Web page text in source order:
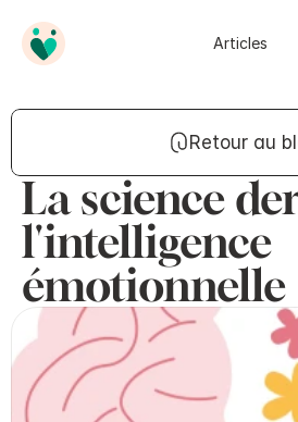
Articles
Retour au
La science
l'intelligence
émotionnelle